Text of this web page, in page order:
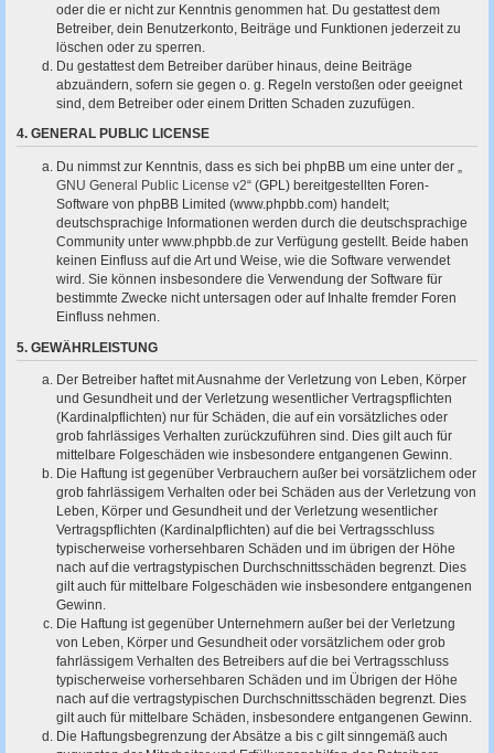
oder die er nicht zur Kenntnis genommen hat. Du gestattest dem
Betreiber, dein Benutzerkonto, Beiträge und Funktionen jederzeit zu
löschen oder zu sperren.
Du gestattest dem Betreiber darüber hinaus, deine Beiträge
abzuändern, sofern sie gegen o. g. Regeln verstoßen oder geeignet
sind, dem Betreiber oder einem Dritten Schaden zuzufügen.
4. GENERAL PUBLIC LICENSE
Du nimmst zur Kenntnis, dass es sich bei phpBB um eine unter der „
GNU General Public License v2“ (GPL) bereitgestellten Foren-
Software von phpBB Limited (www.phpbb.com) handelt;
deutschsprachige Informationen werden durch die deutschsprachige
Community unter www.phpbb.de zur Verfügung gestellt. Beide haben
keinen Einfluss auf die Art und Weise, wie die Software verwendet
wird. Sie können insbesondere die Verwendung der Software für
bestimmte Zwecke nicht untersagen oder auf Inhalte fremder Foren
Einfluss nehmen.
5. GEWÄHRLEISTUNG
Der Betreiber haftet mit Ausnahme der Verletzung von Leben, Körper
und Gesundheit und der Verletzung wesentlicher Vertragspflichten
(Kardinalpflichten) nur für Schäden, die auf ein vorsätzliches oder
grob fahrlässiges Verhalten zurückzuführen sind. Dies gilt auch für
mittelbare Folgeschäden wie insbesondere entgangenen Gewinn.
Die Haftung ist gegenüber Verbrauchern außer bei vorsätzlichem oder
grob fahrlässigem Verhalten oder bei Schäden aus der Verletzung von
Leben, Körper und Gesundheit und der Verletzung wesentlicher
Vertragspflichten (Kardinalpflichten) auf die bei Vertragsschluss
typischerweise vorhersehbaren Schäden und im übrigen der Höhe
nach auf die vertragstypischen Durchschnittsschäden begrenzt. Dies
gilt auch für mittelbare Folgeschäden wie insbesondere entgangenen
Gewinn.
Die Haftung ist gegenüber Unternehmern außer bei der Verletzung
von Leben, Körper und Gesundheit oder vorsätzlichem oder grob
fahrlässigem Verhalten des Betreibers auf die bei Vertragsschluss
typischerweise vorhersehbaren Schäden und im Übrigen der Höhe
nach auf die vertragstypischen Durchschnittsschäden begrenzt. Dies
gilt auch für mittelbare Schäden, insbesondere entgangenen Gewinn.
Die Haftungsbegrenzung der Absätze a bis c gilt sinngemäß auch